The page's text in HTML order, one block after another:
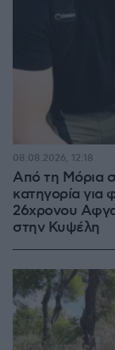
Από τη Μόρια
κατηγορία για
26χρονου
στην Κυψέλη
08.08.2026, 12:18